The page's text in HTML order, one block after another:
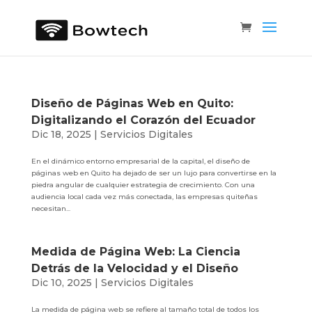
Diseño de Páginas Web en Quito:
Digitalizando el Corazón del Ecuador
Dic 18, 2025 | Servicios Digitales
En el dinámico entorno empresarial de la capital, el diseño de
páginas web en Quito ha dejado de ser un lujo para convertirse en la
piedra angular de cualquier estrategia de crecimiento. Con una
audiencia local cada vez más conectada, las empresas quiteñas
necesitan...
Medida de Página Web: La Ciencia
Detrás de la Velocidad y el Diseño
Dic 10, 2025 | Servicios Digitales
La medida de página web se refiere al tamaño total de todos los